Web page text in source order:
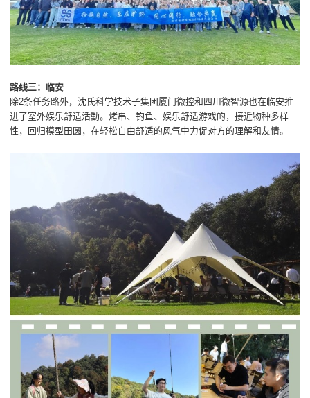
路线三：临安
除2条任务路外，沈氏科学技术子集团厦门微控和四川微智源也在临安推
进了室外娱乐舒适活動。烤串、钓鱼、娱乐舒适游戏的，接近物种多样
性，回归模型田圆，在轻松自由舒适的风气中力促对方的理解和友情。